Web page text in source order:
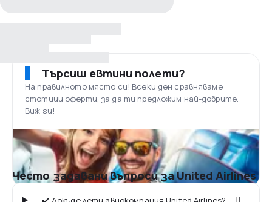
Търсиш евтини полети?
На правилното място си! Всеки ден сравняваме
стотици оферти, за да ти предложим най-добрите.
Виж ги!
Често задавани въпроси за United Airlines